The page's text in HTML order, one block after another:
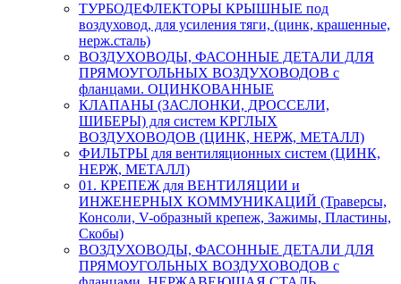
ТУРБОДЕФЛЕКТОРЫ КРЫШНЫЕ под
воздуховод, для усиления тяги, (цинк, крашенные,
нерж.сталь)
ВОЗДУХОВОДЫ, ФАСОННЫЕ ДЕТАЛИ ДЛЯ
ПРЯМОУГОЛЬНЫХ ВОЗДУХОВОДОВ с
фланцами. ОЦИНКОВАННЫЕ
КЛАПАНЫ (ЗАСЛОНКИ, ДРОССЕЛИ,
ШИБЕРЫ) для систем КРГЛЫХ
ВОЗДУХОВОДОВ (ЦИНК, НЕРЖ, МЕТАЛЛ)
ФИЛЬТРЫ для вентиляционных систем (ЦИНК,
НЕРЖ, МЕТАЛЛ)
01. КРЕПЕЖ для ВЕНТИЛЯЦИИ и
ИНЖЕНЕРНЫХ КОММУНИКАЦИЙ (Траверсы,
Консоли, V-образный крепеж, Зажимы, Пластины,
Скобы)
ВОЗДУХОВОДЫ, ФАСОННЫЕ ДЕТАЛИ ДЛЯ
ПРЯМОУГОЛЬНЫХ ВОЗДУХОВОДОВ с